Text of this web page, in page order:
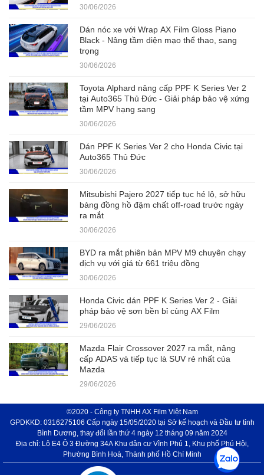
30/06/2026
Dán nóc xe với Wrap AX Film Gloss Piano
Black - Nâng tầm diện mạo thể thao, sang
trọng
30/06/2026
Toyota Alphard nâng cấp PPF K Series Ver 2
tại Auto365 Thủ Đức - Giải pháp bảo vệ xứng
tầm MPV hạng sang
30/06/2026
Dán PPF K Series Ver 2 cho Honda Civic tại
Auto365 Thủ Đức
30/06/2026
Mitsubishi Pajero 2027 tiếp tục hé lộ, sở hữu
bảng đồng hồ đậm chất off-road trước ngày
ra mắt
30/06/2026
BYD ra mắt phiên bản MPV M9 chuyên chạy
dịch vụ với giá từ 661 triệu đồng
30/06/2026
Honda Civic dán PPF K Series Ver 2 - Giải
pháp bảo vệ sơn bền bỉ cùng AX Film
29/06/2026
Mazda Flair Crossover 2027 ra mắt, nâng
cấp ADAS và tiếp tục là SUV rẻ nhất của
Mazda
29/06/2026
©2020 - Công ty TNHH AX Film Việt Nam
GPDKKD: 0316275106 Cấp ngày 15/05/2020 tại Sở kế hoạch và Đầu tư tỉnh
Bình Dương, thay đổi lần thứ 4 ngày 12 tháng 09 năm 2024
Địa chỉ: Lô E4 Ô 3 Đường 34A Khu dân cư Vĩnh Phú 1, Khu phố Phú Hội,
Phường Bình Hoà, Thành phố Hồ Chí Minh